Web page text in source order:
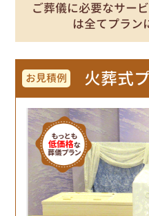
ご葬儀に必要なサー
は全てプラン
お見積例 火葬式